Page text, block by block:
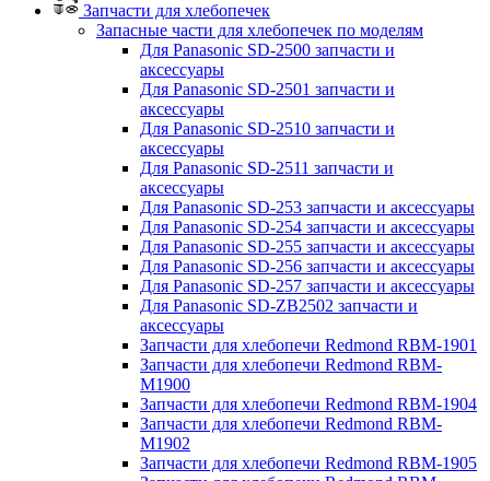
Запчасти для хлебопечек
Запасные части для хлебопечек по моделям
Для Panasonic SD-2500 запчасти и
аксессуары
Для Panasonic SD-2501 запчасти и
аксессуары
Для Panasonic SD-2510 запчасти и
аксессуары
Для Panasonic SD-2511 запчасти и
аксессуары
Для Panasonic SD-253 запчасти и аксессуары
Для Panasonic SD-254 запчасти и аксессуары
Для Panasonic SD-255 запчасти и аксессуары
Для Panasonic SD-256 запчасти и аксессуары
Для Panasonic SD-257 запчасти и аксессуары
Для Panasonic SD-ZB2502 запчасти и
аксессуары
Запчасти для хлебопечи Redmond RBM-1901
Запчасти для хлебопечи Redmond RBM-
M1900
Запчасти для хлебопечи Redmond RBM-1904
Запчасти для хлебопечи Redmond RBM-
M1902
Запчасти для хлебопечи Redmond RBM-1905